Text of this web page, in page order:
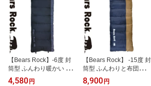
【Bears Rock】-6度 封
筒型 ふんわり暖かい 3.5
シーズン 洗える 寝袋 ふ
4,580円
【Bears Rock】 -15度 封
筒型 ふんわりと布団のよ
うな寝心地 ぽかぽか暖か
8,900円